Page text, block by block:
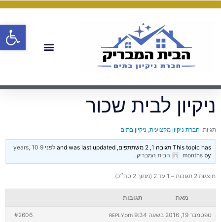
ניקיון לבית שכור
תגיות: חברת ניקיון מקצועית, ניקיון בתים
This topic has תגובה 1, 2 משתתפים, and was last updated
לפני 9 years, 10
monthsby הבית המבריק.
מוצגות 2 תגובות – 1 עד 2 (מתוך 2 סה״כ)
מאת תגובות
ספטמבר 19, 2016 בשעה 9:34 pm #2606 REPLY